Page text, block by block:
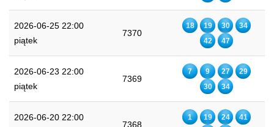
2026-06-25 22:00
piątek
7370
18 19 30
34
42
47
2026-06-23 22:00
piątek
7369
7 9 27
29
30
34
2026-06-20 22:00
7368
1 19 24 41